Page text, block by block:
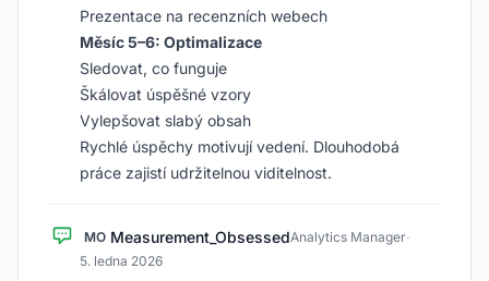
Prezentace na recenzních webech
Měsíc 5–6: Optimalizace
Sledovat, co funguje
Škálovat úspěšné vzory
Vylepšovat slabý obsah
Rychlé úspěchy motivují vedení. Dlouhodobá
práce zajistí udržitelnou viditelnost.
MO Measurement_ObsessedAnalytics Manager·
5. ledna 2026